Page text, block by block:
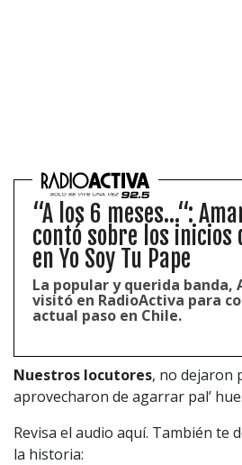
“A los 6 meses...“:
contó sobre los
en Yo Soy Tu Pape
La popular y querida banda,
visitó en RadioActiva para
actual paso en Chile.
Nuestros locutores, no dejaron
aprovecharon de agarrar pal’
Revisa el audio aquí. También te
la historia: